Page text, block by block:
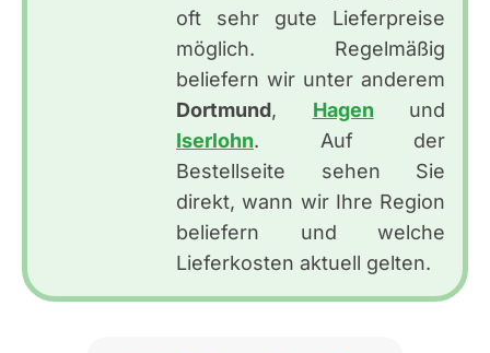
oft sehr gute Lieferpreise
möglich. Regelmäßig
beliefern wir unter anderem
Dortmund, Hagen und
Iserlohn. Auf der
Bestellseite sehen Sie
direkt, wann wir Ihre Region
beliefern und welche
Lieferkosten aktuell gelten.